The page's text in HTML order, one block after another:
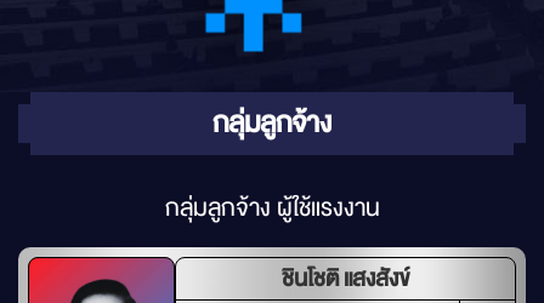
กลุ่มลูกจ้าง
กลุ่มลูกจ้าง ผู้ใช้แรงงาน
ชินโชติ แสงสังข์